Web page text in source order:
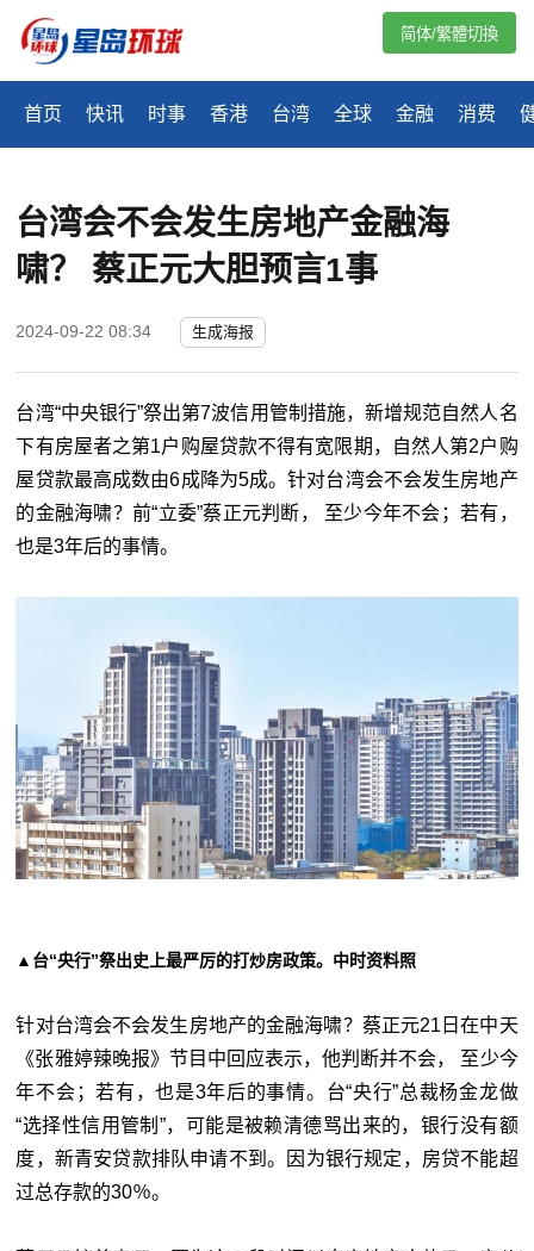
首页 快讯 时事 香港 台湾 全球 金融 消费
简体/繁體切換
台湾会不会发生房地产金融海
啸？ 蔡正元大胆预言1事
2024-09-22 08:34 生成海报
台湾“中央银行”祭出第7波信用管制措施，新增规范自然人名
下有房屋者之第1户购屋贷款不得有宽限期，自然人第2户购
屋贷款最高成数由6成降为5成。针对台湾会不会发生房地产
的金融海啸？前“立委”蔡正元判断， 至少今年不会；若有，
也是3年后的事情。
▲台“央行”祭出史上最严厉的打炒房政策。中时资料照
针对台湾会不会发生房地产的金融海啸？蔡正元21日在中天
《张雅婷辣晚报》节目中回应表示，他判断并不会， 至少今
年不会；若有，也是3年后的事情。台“央行”总裁杨金龙做
“选择性信用管制”，可能是被赖清德骂出来的，银行没有额
度，新青安贷款排队申请不到。因为银行规定，房贷不能超
过总存款的30％。